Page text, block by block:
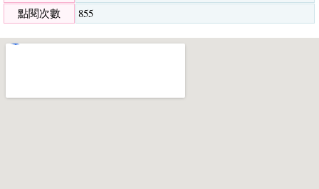
點閱次數
855